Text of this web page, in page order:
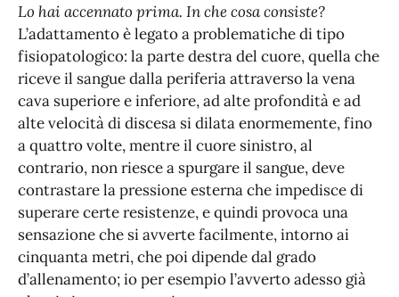
Lo hai accennato prima. In che cosa consiste?
L’adattamento è legato a problematiche di tipo
fisiopatologico: la parte destra del cuore, quella che
riceve il sangue dalla periferia attraverso la vena
cava superiore e inferiore, ad alte profondità e ad
alte velocità di discesa si dilata enormemente, fino
a quattro volte, mentre il cuore sinistro, al
contrario, non riesce a spurgare il sangue, deve
contrastare la pressione esterna che impedisce di
superare certe resistenze, e quindi provoca una
sensazione che si avverte facilmente, intorno ai
cinquanta metri, che poi dipende dal grado
d’allenamento; io per esempio l’avverto adesso già